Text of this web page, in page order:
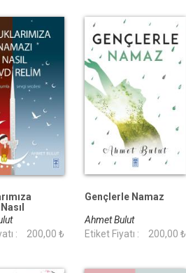
:
200,00 ₺
Gençlerle Namaz
Ahmet Bulut
Etiket Fiyatı :
200,00 ₺